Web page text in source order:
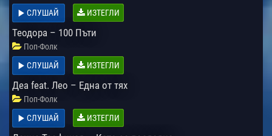
СЛУШАЙ
ИЗТЕГЛИ
Теодора – 100 Пъти
Поп-Фолк
СЛУШАЙ
ИЗТЕГЛИ
Деа feat. Лео – Една от тях
Поп-Фолк
СЛУШАЙ
ИЗТЕГЛИ